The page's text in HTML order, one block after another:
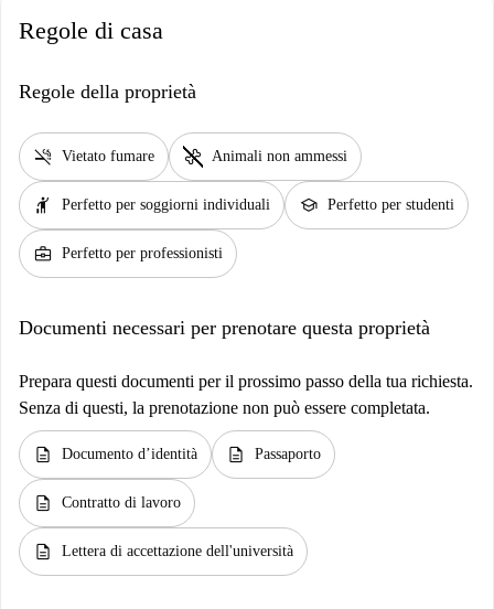
Regole di casa
Regole della proprietà
smoke_free Vietato fumare pet_supplies Animali non ammessi
hail Perfetto per soggiorni individuali school Perfetto per studenti
business_center Perfetto per professionisti
Documenti necessari per prenotare questa proprietà
Prepara questi documenti per il prossimo passo della tua richiesta.
Senza di questi, la prenotazione non può essere completata.
description Documento d’identità description Passaporto
description Contratto di lavoro
description Lettera di accettazione dell'università